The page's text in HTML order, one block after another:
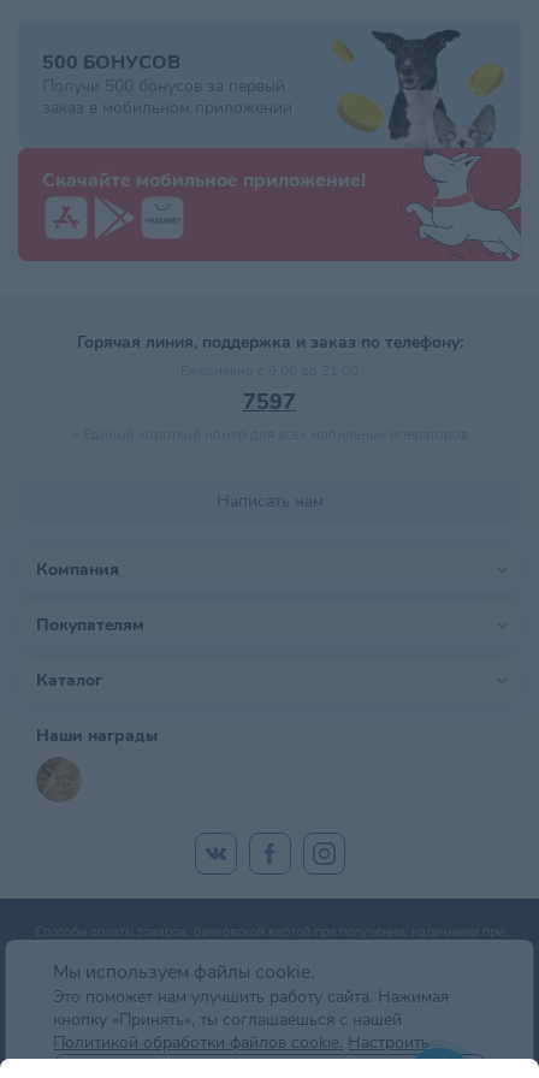
500 БОНУСОВ
Получи 500 бонусов за первый
заказ в мобильном приложении
Скачайте мобильное приложение!
Горячая линия, поддержка и заказ по телефону:
7597
Написать нам
Компания
Покупателям
Каталог
Наши награды
© zoobazar.by 2026 | ООО «Ветзообазар», УНП 192636458 | г. Минск, пр-т
Дзержинского, д. 5, оф.блок 2 (7 этаж)
Мы используем файлы cookie.
Это поможет нам улучшить работу сайта. Нажимая
кнопку «Принять», ты соглашаешься с нашей
Политикой обработки файлов cookie. Настроить